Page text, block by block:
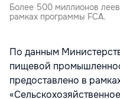
Более 500 миллионов
рамках программы FCA.
По данным
пищевой
предоставлено в